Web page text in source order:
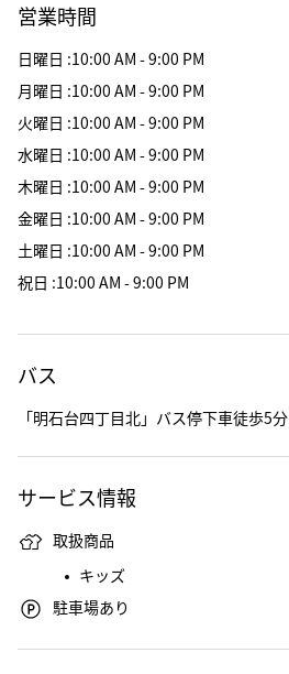
営業時間
日曜日 :10:00 AM - 9:00 PM
月曜日 :10:00 AM - 9:00 PM
火曜日 :10:00 AM - 9:00 PM
水曜日 :10:00 AM - 9:00 PM
木曜日 :10:00 AM - 9:00 PM
金曜日 :10:00 AM - 9:00 PM
土曜日 :10:00 AM - 9:00 PM
祝日 :10:00 AM - 9:00 PM
バス
「明石台四丁目北」バス停下車徒歩5分
サービス情報
取扱商品
キッズ
駐車場あり